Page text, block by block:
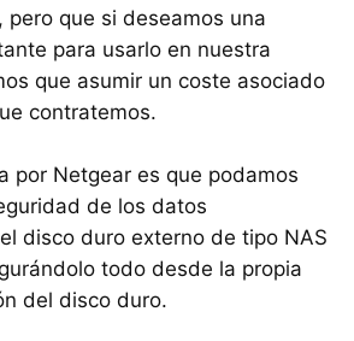
pero que si deseamos una
para usarlo en nuestra
que asumir un coste asociado
contratemos.
por Netgear es que podamos
de los datos
disco duro externo de tipo NAS
todo desde la propia
del disco duro.